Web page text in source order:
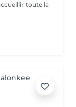
toute la